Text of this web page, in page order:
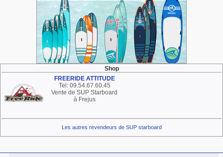
Shop
FREERIDE ATTITUDE
Tel: 09.54.67.60.45
Vente de SUP Starboard
à Frejus
Les autres revendeurs de SUP starboard